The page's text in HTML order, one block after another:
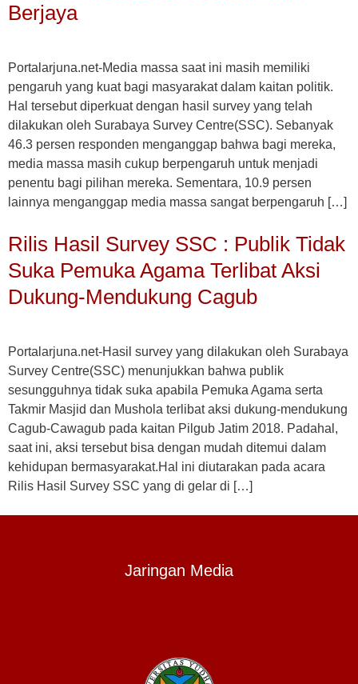
Berjaya
Portalarjuna.net-Media massa saat ini masih memiliki
pengaruh yang kuat bagi masyarakat dalam kaitan politik.
Hal tersebut diperkuat dengan hasil survey yang telah
dilakukan oleh Surabaya Survey Centre(SSC). Sebanyak
46.3 persen responden menganggap bahwa bagi mereka,
media massa masih cukup berpengaruh untuk menjadi
penentu bagi pilihan mereka. Sementara, 10.9 persen
lainnya menganggap media massa sangat berpengaruh […]
Rilis Hasil Survey SSC : Publik Tidak
Suka Pemuka Agama Terlibat Aksi
Dukung-Mendukung Cagub
Portalarjuna.net-Hasil survey yang dilakukan oleh Surabaya
Survey Centre(SSC) menunjukkan bahwa publik
sesungguhnya tidak suka apabila Pemuka Agama serta
Takmir Masjid dan Mushola terlibat aksi dukung-mendukung
Cagub-Cawagub pada kaitan Pilgub Jatim 2018. Padahal,
saat ini, aksi tersebut bisa dengan mudah ditemui dalam
kehidupan bermasyarakat.Hal ini diutarakan pada acara
Rilis Hasil Survey SSC yang di gelar di […]
Jaringan Media